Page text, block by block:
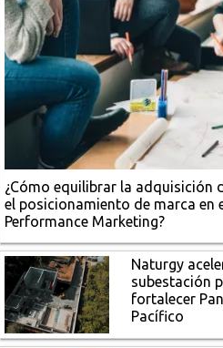
¿Cómo equilibrar la adquisición
el posicionamiento de marca en
Performance Marketing?
Naturgy
subestación
fortalecer
Pacífico